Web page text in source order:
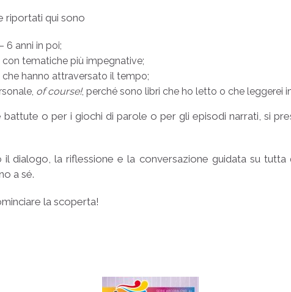
riportati qui sono
6 anni in poi;
tematiche più impegnative;
che hanno attraversato il tempo;
of course!, perché sono libri che ho letto o che leggerei
battute o per i giochi di parole o per gli episodi narrati, si
dialogo, la riflessione e la conversazione guidata su
a sé.
la scoperta!